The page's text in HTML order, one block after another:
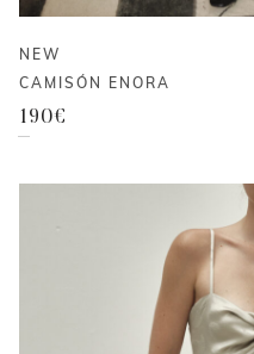
NEW
CAMISÓN ENORA
190€